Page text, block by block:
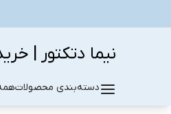
نیما دتکتور |
دسته‌بندی محصولات